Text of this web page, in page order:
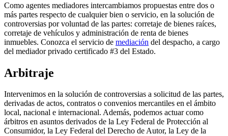
Como agentes mediadores intercambiamos propuestas entre dos o
más partes respecto de cualquier bien o servicio, en la solución de
controversias por voluntad de las partes: corretaje de bienes raíces,
corretaje de vehículos y administración de renta de bienes
inmuebles. Conozca el servicio de mediación del despacho, a cargo
del mediador privado certificado #3 del Estado.
Arbitraje
Intervenimos en la solución de controversias a solicitud de las partes,
derivadas de actos, contratos o convenios mercantiles en el ámbito
local, nacional e internacional. Además, podemos actuar como
árbitros en asuntos derivados de la Ley Federal de Protección al
Consumidor, la Ley Federal del Derecho de Autor, la Ley de la